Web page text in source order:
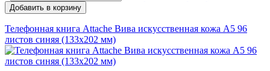
Добавить в корзину
Телефонная книга Attache Вива искусственная кожа А5 96
листов синяя (133х202 мм)